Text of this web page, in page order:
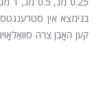
קען האָבן צרה